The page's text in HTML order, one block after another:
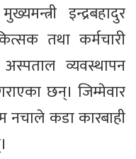
इन्द्रबहादुर
तथा कर्मचारी
व्यवस्थापन
छन्। जिम्मेवार
कडा कारबाही